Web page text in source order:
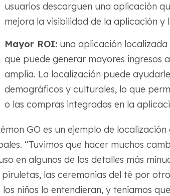
usuarios descarguen una aplicación
mejora la visibilidad de la aplicación y
Mayor ROI:una aplicación localizada
que puede generar mayores ingresos
amplia. La localización puede
demográficos y culturales, lo que
o las compras integradas en la
GO es un ejemplo de
“Tuvimos que hacer muchos
en algunos de los detalles más
las ceremonias del té por
los niños lo entendieran, y teníamos